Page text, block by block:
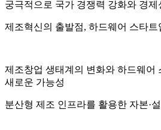
제조혁신의 출발점, 하드웨어 스타
제조창업 생태계의 변화와 하드웨어
새로운 가능성
분산형 제조 인프라를 활용한 자본·